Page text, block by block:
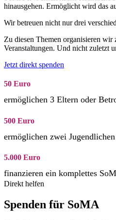
hinausgehen. Ermöglicht wird das
Wir betreuen nicht nur drei
Zu diesen Themen organisieren
Veranstaltungen. Und nicht zuletzt
Jetzt direkt spenden
50 Euro
ermöglichen 3 Eltern oder
500 Euro
ermöglichen zwei
5.000 Euro
finanzieren ein komplettes
Direkt helfen
Spenden für SoMA